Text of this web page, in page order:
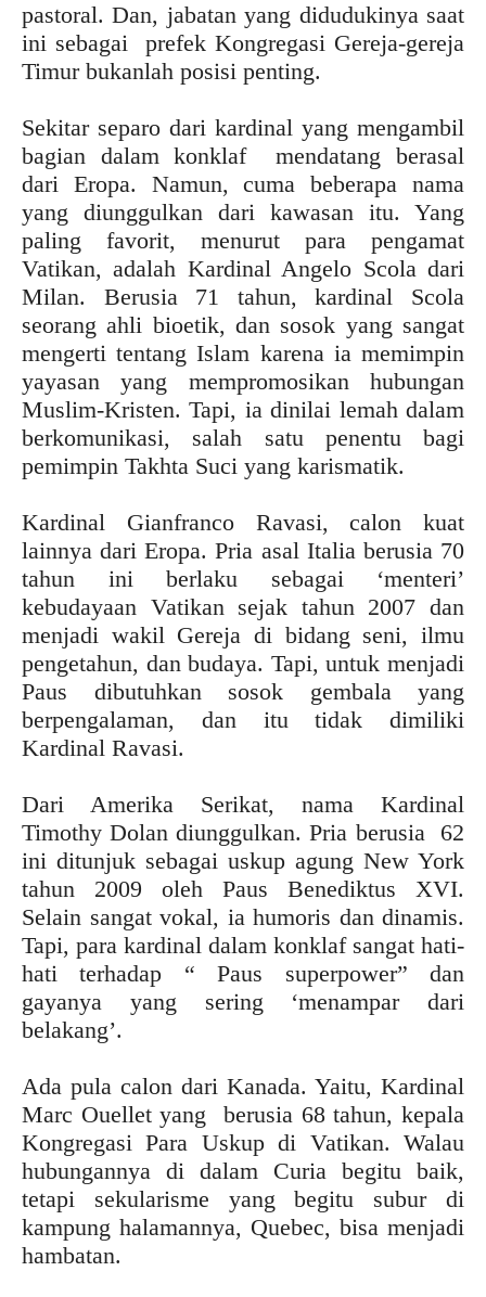
pastoral. Dan, jabatan yang didudukinya saat
ini sebagai prefek Kongregasi Gereja-gereja
Timur bukanlah posisi penting.
Sekitar separo dari kardinal yang mengambil
bagian dalam konklaf mendatang berasal
dari Eropa. Namun, cuma beberapa nama
yang diunggulkan dari kawasan itu. Yang
paling favorit, menurut para pengamat
Vatikan, adalah Kardinal Angelo Scola dari
Milan. Berusia 71 tahun, kardinal Scola
seorang ahli bioetik, dan sosok yang sangat
mengerti tentang Islam karena ia memimpin
yayasan yang mempromosikan hubungan
Muslim-Kristen. Tapi, ia dinilai lemah dalam
berkomunikasi, salah satu penentu bagi
pemimpin Takhta Suci yang karismatik.
Kardinal Gianfranco Ravasi, calon kuat
lainnya dari Eropa. Pria asal Italia berusia 70
tahun ini berlaku sebagai ‘menteri’
kebudayaan Vatikan sejak tahun 2007 dan
menjadi wakil Gereja di bidang seni, ilmu
pengetahun, dan budaya. Tapi, untuk menjadi
Paus dibutuhkan sosok gembala yang
berpengalaman, dan itu tidak dimiliki
Kardinal Ravasi.
Dari Amerika Serikat, nama Kardinal
Timothy Dolan diunggulkan. Pria berusia 62
ini ditunjuk sebagai uskup agung New York
tahun 2009 oleh Paus Benediktus XVI.
Selain sangat vokal, ia humoris dan dinamis.
Tapi, para kardinal dalam konklaf sangat hati-
hati terhadap “ Paus superpower” dan
gayanya yang sering ‘menampar dari
belakang’.
Ada pula calon dari Kanada. Yaitu, Kardinal
Marc Ouellet yang berusia 68 tahun, kepala
Kongregasi Para Uskup di Vatikan. Walau
hubungannya di dalam Curia begitu baik,
tetapi sekularisme yang begitu subur di
kampung halamannya, Quebec, bisa menjadi
hambatan.